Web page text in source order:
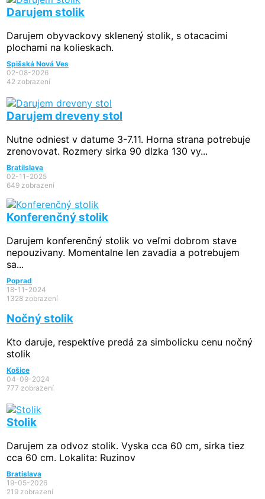
Darujem stolik
Darujem obyvackovy sklenený stolik, s otacacimi
plochami na kolieskach.
Spišská Nová Ves
02-08-2026
42 zobrazení
Darujem dreveny stol
Nutne odniest v datume 3-7.11. Horna strana potrebuje
zrenovovat. Rozmery sirka 90 dlzka 130 vy...
Bratilslava
02-11-2025
649 zobrazení
Konferenčný stolik
Darujem konferenčný stolik vo veľmi dobrom stave
nepouzivany. Momentalne len zavadia a potrebujem
sa...
Poprad
18-11-2024
1328 zobrazení
Nočný stolik
Kto daruje, respektíve predá za simbolicku cenu nočný
stolik
Košice
04-09-2024
777 zobrazení
Stolik
Darujem za odvoz stolik. Vyska cca 60 cm, sirka tiez
cca 60 cm. Lokalita: Ruzinov
Bratislava
19-05-2026
219 zobrazení